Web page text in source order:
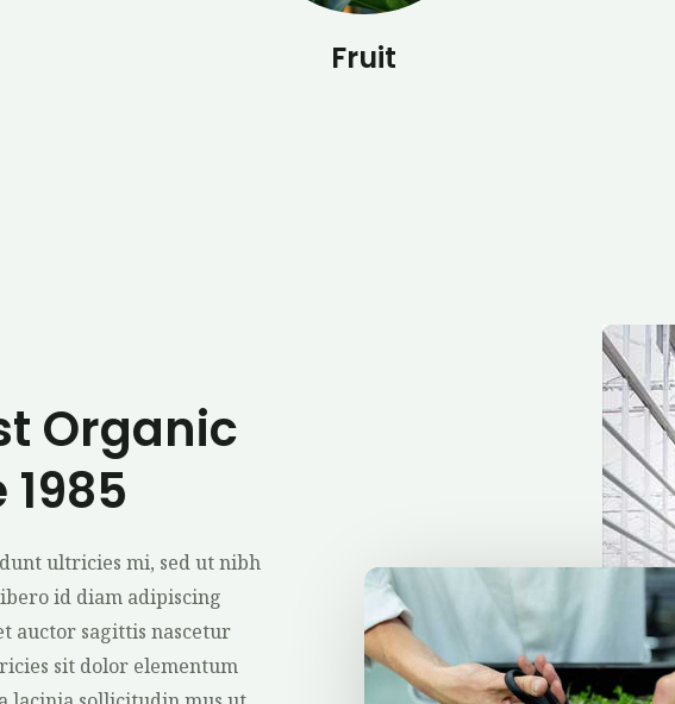
Fruit
Organic
ultricies mi, sed ut nibh
id diam adipiscing
auctor sagittis nascetur
sit dolor elementum